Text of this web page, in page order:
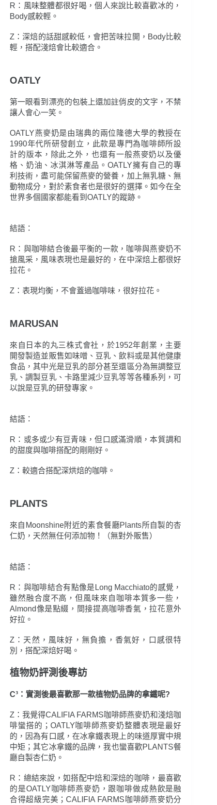
R：風味整體都很好喝，個人來說比較喜歡冰的，
Body感較輕。
Z：深焙的話甜感較低，會把苦味拉開，Body比較
輕，搭配淺焙會比較適合。
OATLY
第一眼看到漂亮的包裝上還加註俏皮的文字，不禁
讓人會心一笑。
OATLY燕麥奶是由瑞典的兩位隆德大學的教授在
1990年代所研發創立，此款是專門為咖啡師所設
計的版本，除此之外，也還有一般燕麥奶以及優
格、奶油、冰淇淋等產品。OATLY擁有自己的專
利技術，盡可能保留燕麥的營養，加上無乳糖、無
動物成分，對於素食者也是很好的選擇。如今在全
世界多個國家都能看到OATLY的蹤跡。
結語：
R：與咖啡結合後最平衡的一款，咖啡與燕麥奶不
搶風采，風味表現也是最好的，在中深焙上都很好
拉花。
Z：表現均衡，不會蓋過咖啡味，很好拉花。
MARUSAN
來自日本的丸三株式會社，於1952年創業，主要
開發製造並販售如味噌、豆乳、飲料或是其他健康
食品，其中光是豆乳的部分甚至還區分為無調整豆
乳、調製豆乳、卡路里減少豆乳等等各種系列，可
以說是豆乳的研發專家。
結語：
R：或多或少有豆青味，但口感滿滑順，本質調和
的甜度與咖啡搭配的剛剛好。
Z：較適合搭配深烘焙的咖啡。
PLANTS
來自Moonshine附近的素食餐廳Plants所自製的杏
仁奶，天然無任何添加物！（無對外販售）
結語：
R：與咖啡結合有點像是Long Macchiato的感覺，
雖然融合度不高，但風味來自咖啡本質多一些，
Almond像是點綴，間接提高咖啡香氣，拉花意外
好拉。
Z：天然，風味好，無負擔，香氣好，口感很特
別，搭配深焙好喝。
植物奶評測後專訪
C³：實測後最喜歡那一款植物奶品牌的拿鐵呢?
Z：我覺得CALIFIA FARMS咖啡師燕麥奶和淺焙咖
啡蠻搭的；OATLY咖啡師燕麥奶整體表現是最好
的，因為有口感，在冰拿鐵表現上的味道厚實中規
中矩；其它冰拿鐵的品牌，我也蠻喜歡PLANTS餐
廳自製杏仁奶。
R：總結來說，如搭配中焙和深焙的咖啡，最喜歡
的是OATLY咖啡師燕麥奶，跟咖啡做成熱飲是融
合得超級完美；CALIFIA FARMS咖啡師燕麥奶分